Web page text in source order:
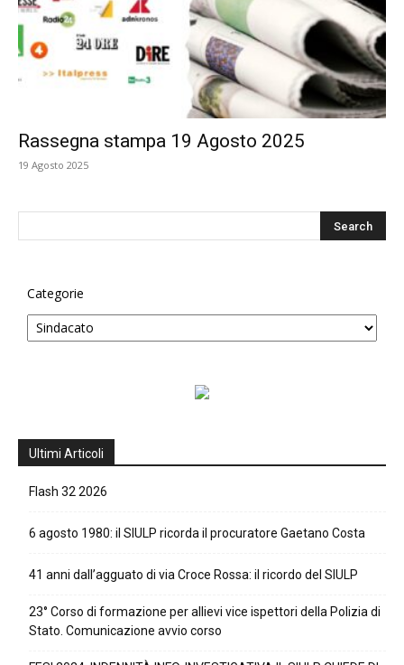
Rassegna stampa 19 Agosto 2025
19 Agosto 2025
Categorie
Ultimi Articoli
Flash 32 2026
6 agosto 1980: il SIULP ricorda il procuratore Gaetano Costa
41 anni dall’agguato di via Croce Rossa: il ricordo del SIULP
23° Corso di formazione per allievi vice ispettori della Polizia di
Stato. Comunicazione avvio corso